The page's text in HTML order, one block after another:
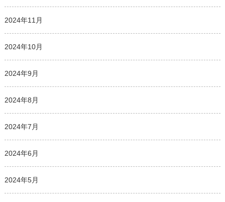
2024年11月
2024年10月
2024年9月
2024年8月
2024年7月
2024年6月
2024年5月